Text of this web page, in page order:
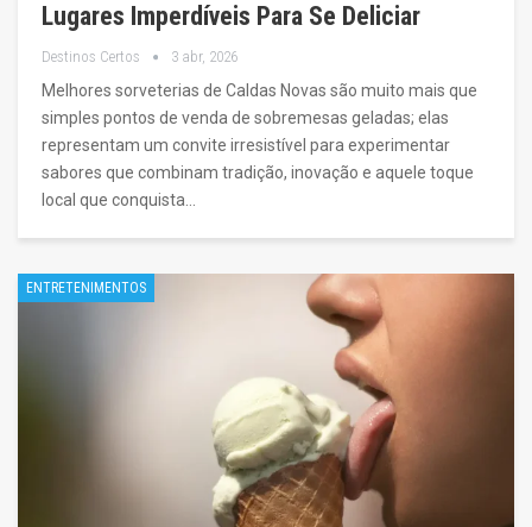
Lugares Imperdíveis Para Se Deliciar
Destinos Certos 3 abr, 2026
Melhores sorveterias de Caldas Novas são muito mais que
simples pontos de venda de sobremesas geladas; elas
representam um convite irresistível para experimentar
sabores que combinam tradição, inovação e aquele toque
local que conquista…
ENTRETENIMENTOS